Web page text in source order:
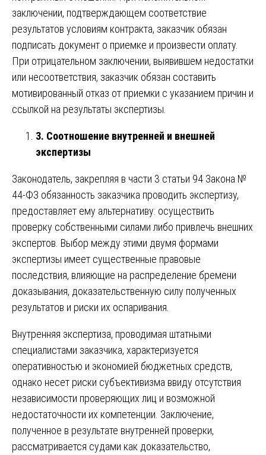
заключении, подтверждающем соответствие
результатов условиям контракта, заказчик обязан
подписать документ о приемке и произвести оплату.
При отрицательном заключении, выявившем недостатки
или несоответствия, заказчик обязан составить
мотивированный отказ от приемки с указанием причин и
ссылкой на результаты экспертизы.
3. Соотношение внутренней и внешней
экспертизы
Законодатель, закрепляя в части 3 статьи 94 Закона №
44-ФЗ обязанность заказчика проводить экспертизу,
предоставляет ему альтернативу: осуществить
проверку собственными силами либо привлечь внешних
экспертов. Выбор между этими двумя формами
экспертизы имеет существенные правовые
последствия, влияющие на распределение бремени
доказывания, доказательственную силу полученных
результатов и риски их оспаривания.
Внутренняя экспертиза, проводимая штатными
специалистами заказчика, характеризуется
оперативностью и экономией бюджетных средств,
однако несет риски субъективизма ввиду отсутствия
независимости проверяющих лиц и возможной
недостаточности их компетенции. Заключение,
полученное в результате внутренней проверки,
рассматривается судами как доказательство,